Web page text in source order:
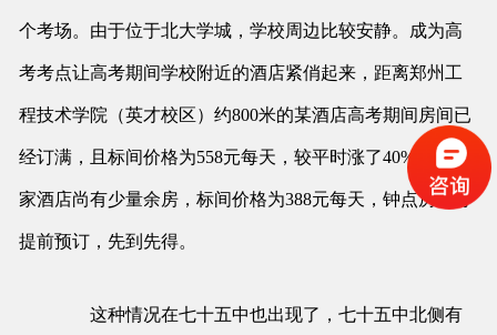
个考场。由于位于北大学城，学校周边比较安静。成为高
考考点让高考期间学校附近的酒店紧俏起来，距离郑州工
程技术学院（英才校区）约800米的某酒店高考期间房间已
经订满，且标间价格为558元每天，较平时涨了40%。另一
家酒店尚有少量余房，标间价格为388元每天，钟点房不可
提前预订，先到先得。
这种情况在七十五中也出现了，七十五中北侧有